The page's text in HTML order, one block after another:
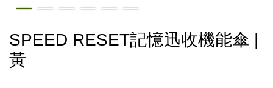
SPEED RESET記憶迅收機能傘 |
黃